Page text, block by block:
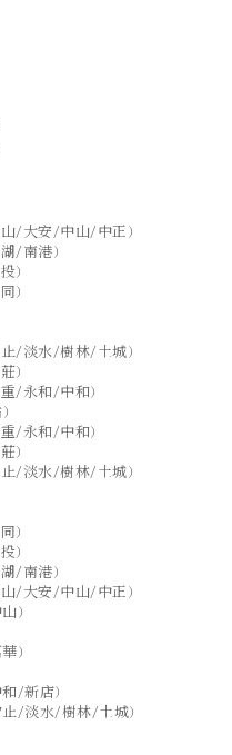
/大安/中山/中正）
/南港）
）
）
/淡水/樹林/土城）
）
/永和/中和）
/永和/中和）
）
/淡水/樹林/土城）
）
）
/南港）
/大安/中山/中正）
）
）
/新店）
/淡水/樹林/土城）